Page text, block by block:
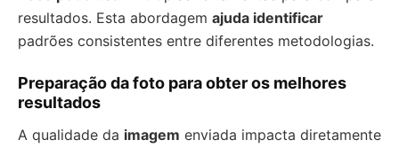
resultados. Esta abordagem ajuda identificar
padrões consistentes entre diferentes metodologias.
Preparação da foto para obter os melhores
resultados
A qualidade da imagem enviada impacta diretamente